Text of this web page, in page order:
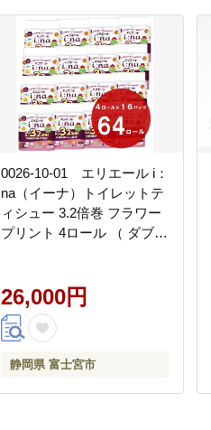
0026-10-01 エリエール i：
na（イーナ）トイレットテ
ィシュー 3.2倍巻 フラワー
プリント 4ロール （ ダブル
ルプ100% 香り 75m
26,000円
静岡県 富士宮市